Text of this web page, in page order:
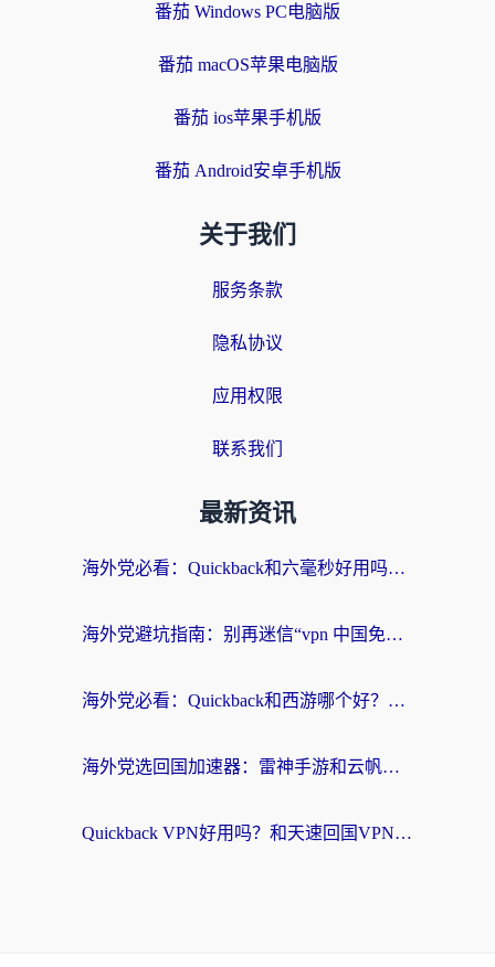
番茄 Windows PC电脑版
番茄 macOS苹果电脑版
番茄 ios苹果手机版
番茄 Android安卓手机版
关于我们
服务条款
隐私协议
应用权限
联系我们
最新资讯
海外党必看：Quickback和六毫秒好用吗？3步选对回国加速器，无缝刷国内剧玩游戏
海外党避坑指南：别再迷信“vpn 中国免费”，选对回国加速器才能无缝刷国内资源
海外党必看：Quickback和西游哪个好？3个维度教你选对回国加速器
海外党选回国加速器：雷神手游和云帆哪个好？附3组对比+避坑指南
Quickback VPN好用吗？和天速回国VPN对比哪个回国效果更好？海外党必看的真实体验指南